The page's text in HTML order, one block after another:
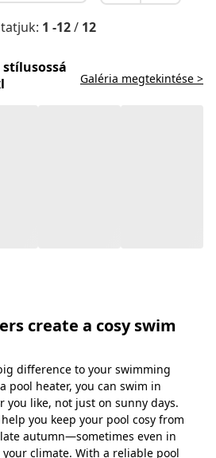
1 -12/ 12
Galéria megtekintése >
create a cosy swim
difference to your swimming
pool heater, you can swim in
you like, not just on sunny days.
you keep your pool cosy from
autumn—sometimes even in
climate. With a reliable pool